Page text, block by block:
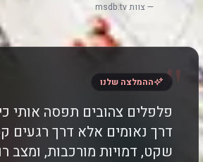
— צוות msdb.tv
" ההמלצה שלנו
פלפלים צהובים תפסה אותי
דרך נאומים אלא דרך רגעים
שקט, דמויות מורכבות, ומצב